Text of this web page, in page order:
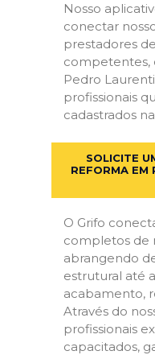
Nosso
conectar
prestadores
competentes,
Pedro
profissionais
cadastrados
SOLICITE
REFORMA EM
O Grifo
completos de
abrangendo
estrutural até
acabamento,
Através do
profissionais
capacitados,